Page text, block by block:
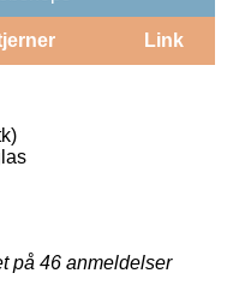
Link
på 46 anmeldelser